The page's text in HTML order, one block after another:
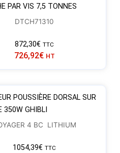
PAR VIS 7,5 TONNES
DTCH71310
872,30€ TTC
726,92€ HT
POUSSIÈRE DORSAL SUR
350W GHIBLI
4 BC LITHIUM
1054,39€ TTC